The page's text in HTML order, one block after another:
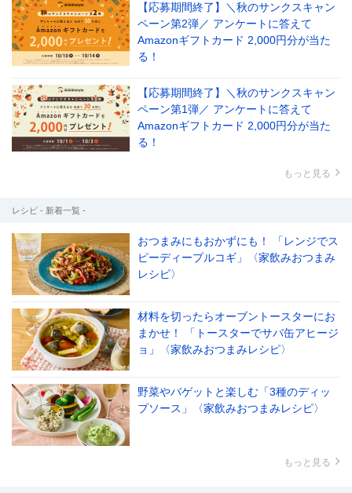
【応募期間終了】＼秋のサンクスキャン
ペーン第2弾／ アンケートに答えて
Amazonギフトカード 2,000円分が当た
る！
【応募期間終了】＼秋のサンクスキャン
ペーン第1弾／ アンケートに答えて
Amazonギフトカード 2,000円分が当た
る！
もっと見る
レシピ - 新着一覧 -
おつまみにもおかずにも！ 「レンジでス
ピーディープルコギ」〈家飲みおつまみ
レシピ〉
材料を切ったらオーブントースターにお
まかせ！ 「トースターでサバ缶アヒージ
ョ」〈家飲みおつまみレシピ〉
野菜やバゲットと楽しむ「3種のディッ
プソース」〈家飲みおつまみレシピ〉
もっと見る